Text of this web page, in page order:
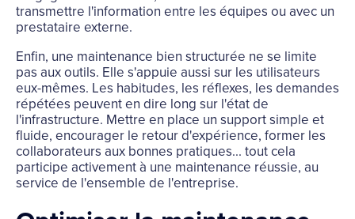
transmettre l'information entre les équipes ou avec un
prestataire externe.
Enfin, une maintenance bien structurée ne se limite
pas aux outils. Elle s'appuie aussi sur les utilisateurs
eux-mêmes. Les habitudes, les réflexes, les demandes
répétées peuvent en dire long sur l'état de
l'infrastructure. Mettre en place un support simple et
fluide, encourager le retour d'expérience, former les
collaborateurs aux bonnes pratiques... tout cela
participe activement à une maintenance réussie, au
service de l'ensemble de l'entreprise.